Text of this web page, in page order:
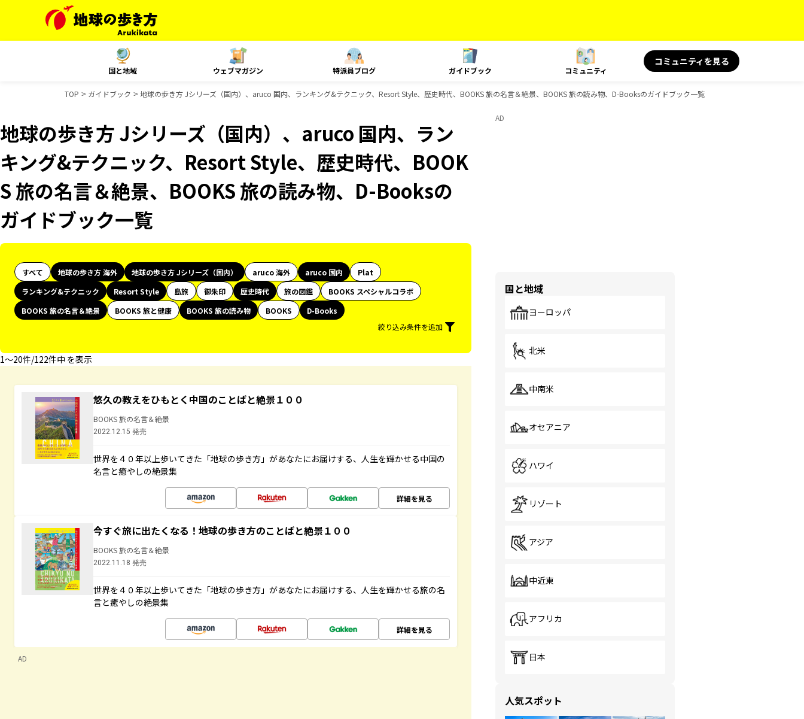
国と地域 ウェブマガジン 特派員ブログ ガイドブック コミュニティ
コミュニティを見る
TOP ガイドブック 地球の歩き方 Jシリーズ（国内）、aruco 国内、ランキング&テクニック、Resort Style、歴史時代、BOOKS 旅の名言＆絶景、BOOKS 旅の読み物、D-Booksのガイドブック一覧
地球の歩き方 Jシリーズ（国内）、aruco 国内、ラン
キング&テクニック、Resort Style、歴史時代、BOOK
S 旅の名言＆絶景、BOOKS 旅の読み物、D-Booksの
ガイドブック一覧
すべて 地球の歩き方 海外 地球の歩き方 Jシリーズ（国内） aruco 海外 aruco 国内
Plat
ランキング&テクニック
Resort Style 島旅 御朱印 歴史時代 旅の図鑑
BOOKS スペシャルコラボ
BOOKS 旅の名言＆絶景
BOOKS 旅と健康 BOOKS 旅の読み物 BOOKS
D-Books
絞り込み条件を追加
1〜20件/122件中 を表示
悠久の教えをひもとく中国のことばと絶景１００
BOOKS 旅の名言＆絶景
2022.12.15 発売
世界を４０年以上歩いてきた「地球の歩き方」があなたにお届けする、人生を輝かせる中国の
名言と癒やしの絶景集
詳細を見る
今すぐ旅に出たくなる！地球の歩き方のことばと絶景１００
BOOKS 旅の名言＆絶景
2022.11.18 発売
世界を４０年以上歩いてきた「地球の歩き方」があなたにお届けする、人生を輝かせる旅の名
言と癒やしの絶景集
詳細を見る
AD
AD
国と地域
ヨーロッパ
北米
中南米
オセアニア
ハワイ
リゾート
アジア
中近東
アフリカ
日本
人気スポット